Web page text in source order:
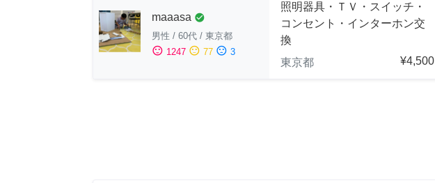
maaasa check_circle
男性 / 60代 / 東京都
sentiment_satisfied 1247 sentiment_neutral 77 sentiment_dissatisfied 3
照明器具・ＴＶ・スイッチ・
コンセント・インターホン交
換
東京都
¥4,500